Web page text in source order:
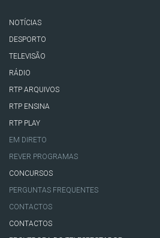
NOTÍCIAS
DESPORTO
TELEVISÃO
RÁDIO
RTP ARQUIVOS
RTP ENSINA
RTP PLAY
EM DIRETO
REVER PROGRAMAS
CONCURSOS
PERGUNTAS FREQUENTES
CONTACTOS
CONTACTOS